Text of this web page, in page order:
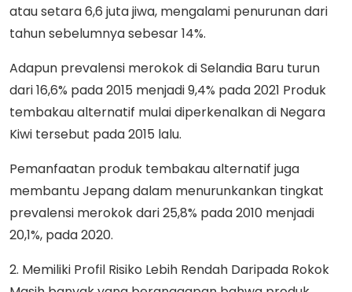
atau setara 6,6 juta jiwa, mengalami penurunan dari
tahun sebelumnya sebesar 14%.
Adapun prevalensi merokok di Selandia Baru turun
dari 16,6% pada 2015 menjadi 9,4% pada 2021 Produk
tembakau alternatif mulai diperkenalkan di Negara
Kiwi tersebut pada 2015 lalu.
Pemanfaatan produk tembakau alternatif juga
membantu Jepang dalam menurunkankan tingkat
prevalensi merokok dari 25,8% pada 2010 menjadi
20,1%, pada 2020.
2. Memiliki Profil Risiko Lebih Rendah Daripada Rokok